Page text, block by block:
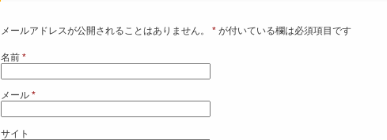
メールアドレスが公開されることはありません。 * が付いている欄は必須項目です
名前 *
メール *
サイト